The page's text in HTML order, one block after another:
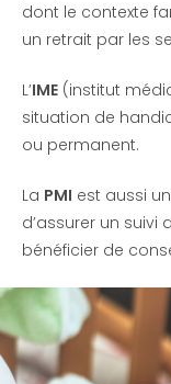
dont le contexte
un retrait par les
L’IME (institut
situation de
ou permanent.
La PMI est aussi
d’assurer un suivi
bénéficier de